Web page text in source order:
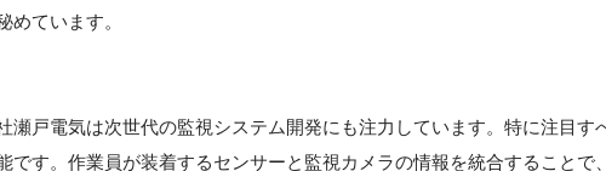
ています。
瀬戸電気は次世代の監視システム開発にも注力しています。特に注目す
す。作業員が装着するセンサーと監視カメラの情報を統合することで、